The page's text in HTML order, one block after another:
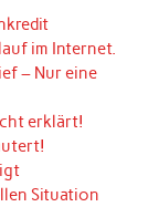
im Internet.
– Nur eine
erklärt!
Situation